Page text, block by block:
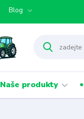
Blog
Naše produkty